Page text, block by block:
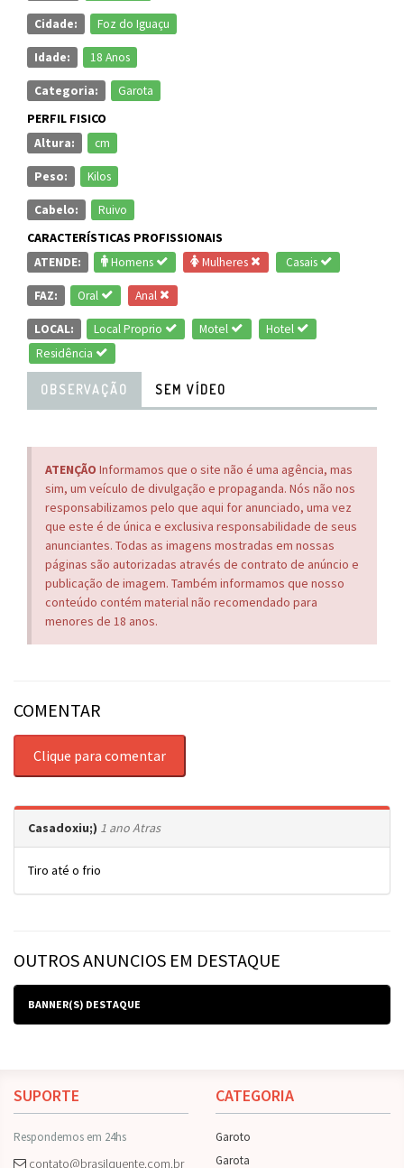
Cidade: Foz do Iguaçu
Idade: 18 Anos
Categoria: Garota
PERFIL FISICO
Altura: cm
Peso: Kilos
Cabelo: Ruivo
CARACTERÍSTICAS PROFISSIONAIS
ATENDE: Homens Mulheres Casais
FAZ: Oral Anal
LOCAL: Local Proprio Motel
Hotel
Residência
OBSERVAÇÃO SEM VÍDEO
ATENÇÃO Informamos que o site não é uma agência, mas
sim, um veículo de divulgação e propaganda. Nós não nos
responsabilizamos pelo que aqui for anunciado, uma vez
que este é de única e exclusiva responsabilidade de seus
anunciantes. Todas as imagens mostradas em nossas
páginas são autorizadas através de contrato de anúncio e
publicação de imagem. Também informamos que nosso
conteúdo contém material não recomendado para
menores de 18 anos.
COMENTAR
Clique para comentar
Casadoxiu;) 1 ano Atras
Tiro até o frio
OUTROS ANUNCIOS EM DESTAQUE
BANNER(S) DESTAQUE
SUPORTE
Respondemos em 24hs
contato@brasilquente.com.br
CATEGORIA
Garoto
Garota